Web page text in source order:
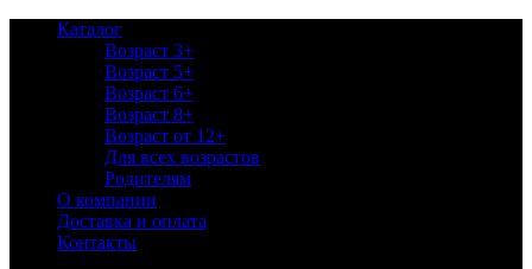
Каталог
Возраст 3+
Возраст 5+
Возраст 6+
Возраст 8+
Возраст от 12+
Для всех возрастов
Родителям
О компании
Доставка и оплата
Контакты